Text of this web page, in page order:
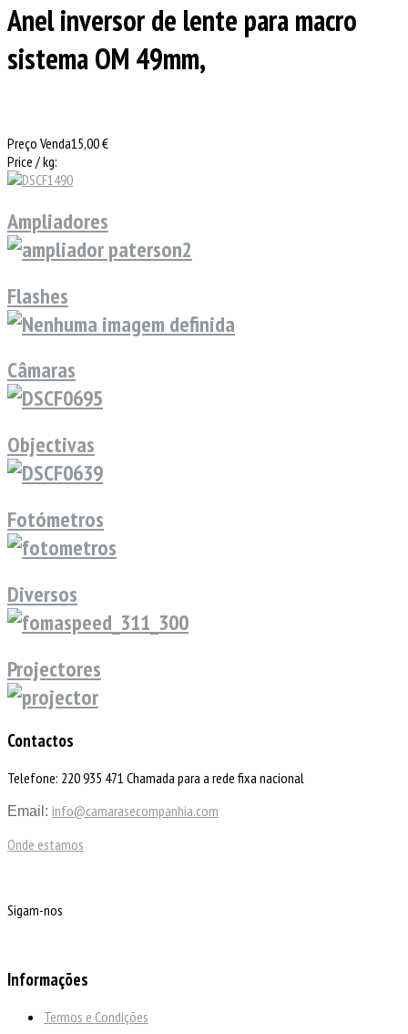
Anel inversor de lente para macro
sistema OM 49mm,
Preço Venda15,00 €
Price / kg:
Ampliadores
Flashes
Câmaras
Objectivas
Fotómetros
Diversos
Projectores
Contactos
Telefone: 220 935 471 Chamada para a rede fixa nacional
Email: info@camarasecompanhia.com
Onde estamos
Sigam-nos
Informações
Termos e Condições